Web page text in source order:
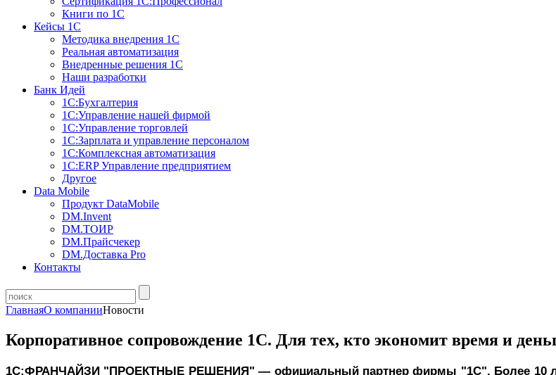
Книги по 1С
Кейсы 1С
Методика внедрения 1С
Реальная автоматизация
Внедренные решения 1С
Наши разработки
Банк Идей
1С:Бухгалтерия
1С:Управление нашей фирмой
1С:Управление торговлей
1С:Зарплата и управление персоналом
1С:Комплексная автоматизация
1С:ERP Управление предприятием
Другое
Data Mobile
Продукт DataMobile
DM.Invent
DM.ТОИР
DM.Прайсчекер
DM.Доставка Pro
Контакты
ГлавнаяО компанииНовости
Корпоративное сопровождение 1С. Для тех, кто экономит время и
1С:ФРАНЧАЙЗИ "ПРОЕКТНЫЕ РЕШЕНИЯ" — официальный партнер фирмы "1С". Более 10